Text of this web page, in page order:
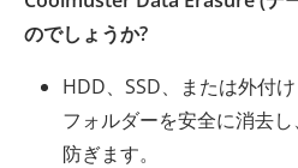
のでしょうか?
HDD、SSD、または外付
フォルダーを安全に消去
防ぎます。